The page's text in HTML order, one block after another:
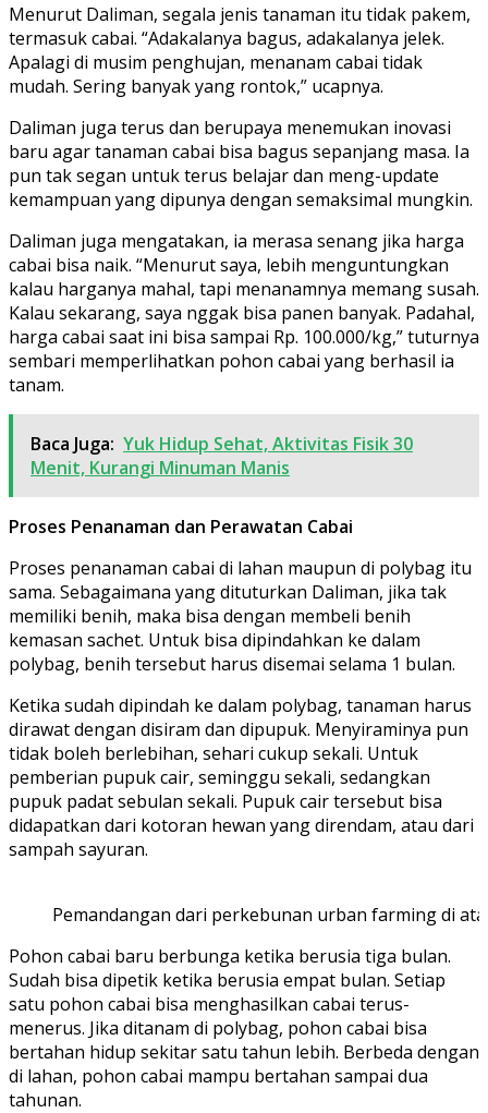
Menurut Daliman, segala jenis tanaman itu tidak pakem,
termasuk cabai. “Adakalanya bagus, adakalanya jelek.
Apalagi di musim penghujan, menanam cabai tidak
mudah. Sering banyak yang rontok,” ucapnya.
Daliman juga terus dan berupaya menemukan inovasi
baru agar tanaman cabai bisa bagus sepanjang masa. Ia
pun tak segan untuk terus belajar dan meng-update
kemampuan yang dipunya dengan semaksimal mungkin.
Daliman juga mengatakan, ia merasa senang jika harga
cabai bisa naik. “Menurut saya, lebih menguntungkan
kalau harganya mahal, tapi menanamnya memang susah.
Kalau sekarang, saya nggak bisa panen banyak. Padahal,
harga cabai saat ini bisa sampai Rp. 100.000/kg,” tuturnya
sembari memperlihatkan pohon cabai yang berhasil ia
tanam.
Baca Juga: Yuk Hidup Sehat, Aktivitas Fisik 30
Menit, Kurangi Minuman Manis
Proses Penanaman dan Perawatan Cabai
Proses penanaman cabai di lahan maupun di polybag itu
sama. Sebagaimana yang dituturkan Daliman, jika tak
memiliki benih, maka bisa dengan membeli benih
kemasan sachet. Untuk bisa dipindahkan ke dalam
polybag, benih tersebut harus disemai selama 1 bulan.
Ketika sudah dipindah ke dalam polybag, tanaman harus
dirawat dengan disiram dan dipupuk. Menyiraminya pun
tidak boleh berlebihan, sehari cukup sekali. Untuk
pemberian pupuk cair, seminggu sekali, sedangkan
pupuk padat sebulan sekali. Pupuk cair tersebut bisa
didapatkan dari kotoran hewan yang direndam, atau dari
sampah sayuran.
Pemandangan dari perkebunan urban farming di
Pohon cabai baru berbunga ketika berusia tiga bulan.
Sudah bisa dipetik ketika berusia empat bulan. Setiap
satu pohon cabai bisa menghasilkan cabai terus-
menerus. Jika ditanam di polybag, pohon cabai bisa
bertahan hidup sekitar satu tahun lebih. Berbeda dengan
di lahan, pohon cabai mampu bertahan sampai dua
tahunan.